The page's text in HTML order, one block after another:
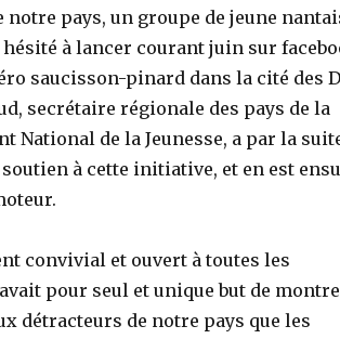
pays, un groupe de jeune
à lancer courant juin sur
saucisson-pinard dans la cité des
secrétaire régionale des pays de la
National de la Jeunesse, a par la
à cette initiative, et en est
convivial et ouvert à toutes les
pour seul et unique but de
détracteurs de notre pays que les